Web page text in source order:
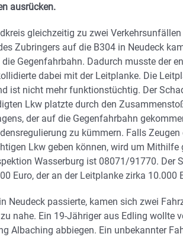
ausrücken.
gleichzeitig zu zwei
Zubringers auf die B304 in Neudeck
Gegenfahrbahn. Dadurch musste der
dabei mit der Leitplanke. Die
ist nicht mehr funktionstüchtig. Der
Lkw platzte durch den
der auf die Gegenfahrbahn
zu kümmern. Falls
Lkw geben können, wird um Mithilfe
Wasserburg ist 08071/91770. Der
Euro, der an der Leitplanke zirka 10.000
Neudeck passierte, kamen sich zwei
nahe. Ein 19-Jähriger aus Edling wollte
Albaching abbiegen. Ein unbekannter